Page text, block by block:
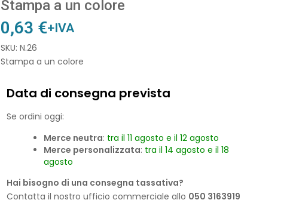
Stampa a un colore
0,63 €+IVA
SKU: N.26
Stampa a un colore
Data di consegna prevista
Se ordini oggi:
Merce neutra: tra il 11 agosto e il 12 agosto
Merce personalizzata: tra il 14 agosto e il 18
agosto
Hai bisogno di una consegna tassativa?
Contatta il nostro ufficio commerciale allo 050 3163919